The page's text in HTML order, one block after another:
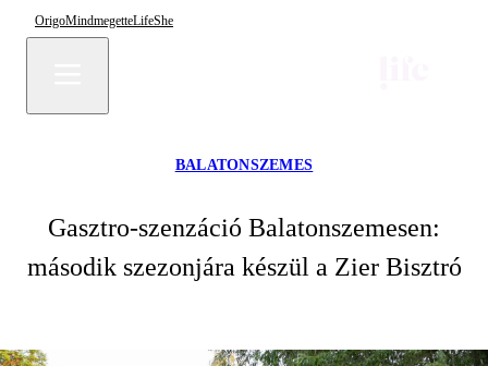
OrigoMindmegetteLifeShe
BALATONSZEMES
Gasztro-szenzáció Balatonszemesen:
második szezonjára készül a Zier Bisztró